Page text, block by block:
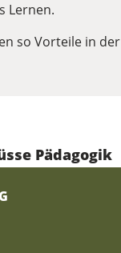
Lernen.
so Vorteile in der
Pädagogik